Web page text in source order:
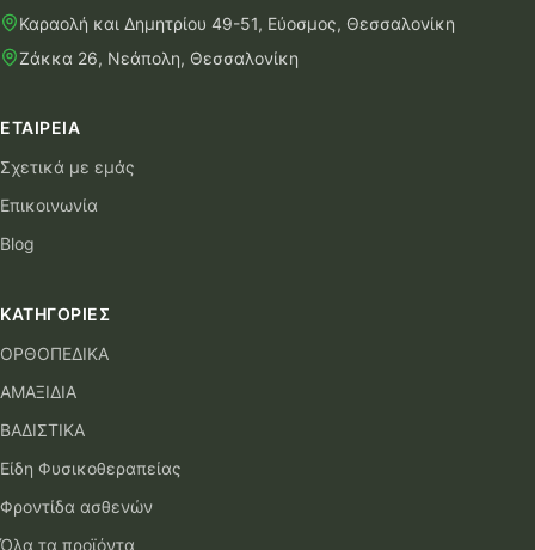
Καραολή και Δημητρίου 49-51, Εύοσμος, Θεσσαλονίκη
Ζάκκα 26, Νεάπολη, Θεσσαλονίκη
ΕΤΑΙΡΕΊΑ
Σχετικά με εμάς
Επικοινωνία
Blog
ΚΑΤΗΓΟΡΊΕΣ
ΟΡΘΟΠΕΔΙΚΑ
ΑΜΑΞΙΔΙΑ
ΒΑΔΙΣΤΙΚΑ
Είδη Φυσικοθεραπείας
Φροντίδα ασθενών
Όλα τα προϊόντα